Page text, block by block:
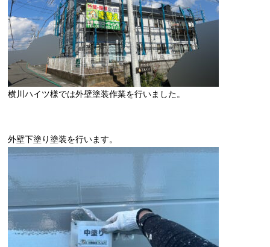
横川ハイツ様では外壁塗装作業を行いました。
外壁下塗り塗装を行います。